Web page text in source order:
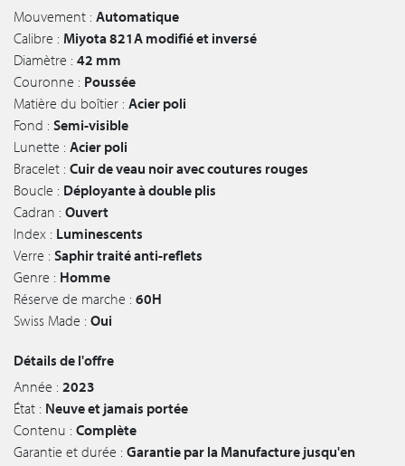
Mouvement : Automatique
Calibre : Miyota 821A modifié et inversé
Diamètre : 42 mm
Couronne : Poussée
Matière du boîtier : Acier poli
Fond : Semi-visible
Lunette : Acier poli
Bracelet : Cuir de veau noir avec coutures rouges
Boucle : Déployante à double plis
Cadran : Ouvert
Index : Luminescents
Verre : Saphir traité anti-reflets
Genre : Homme
Réserve de marche : 60H
Swiss Made : Oui
Détails de l'offre
Année : 2023
État : Neuve et jamais portée
Contenu : Complète
Garantie et durée : Garantie par la Manufacture jusqu'en